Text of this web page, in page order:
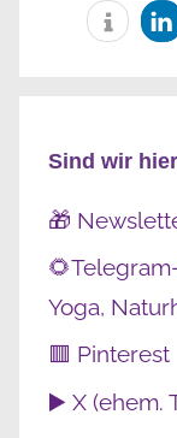
Sind wir
🎁
Yoga,
🟥 Pinterest
▶️ X (ehem.